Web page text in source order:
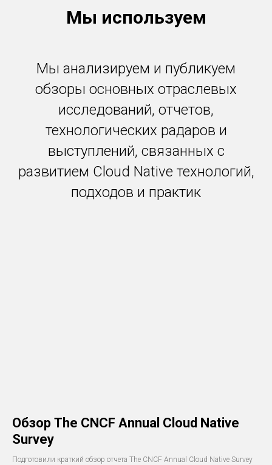
Мы используем
Мы анализируем и публикуем
обзоры основных отраслевых
исследований, отчетов,
технологических радаров и
выступлений, связанных с
развитием Cloud Native технологий,
подходов и практик
Обзор The CNCF Annual Cloud Native
Survey
Подготовили краткий обзор отчета The CNCF Annual Cloud Native Survey